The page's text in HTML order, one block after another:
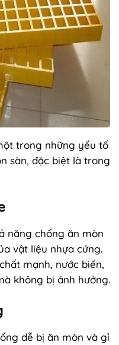
trong những yếu tố
sàn, đặc biệt là trong
năng chống ăn mòn
vật liệu nhựa cứng.
mạnh, nước biển,
không bị ảnh hưởng.
dễ bị ăn mòn và gỉ